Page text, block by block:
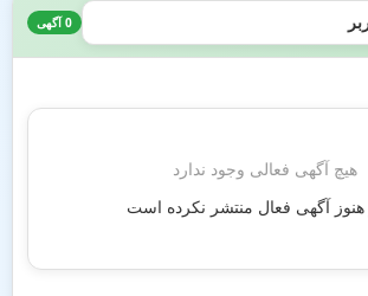
0 آگهی
هیچ آگهی فعالی وجود ندارد
هنوز آگهی فعال منتشر نکرده است